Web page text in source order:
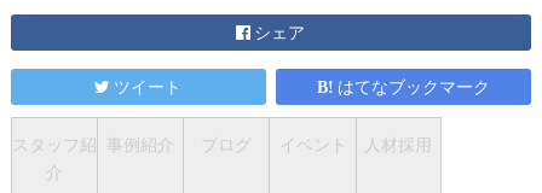
シェア
ツイート はてなブックマーク
スタッフ紹
介
事例紹介 ブログ イベント 人材採用